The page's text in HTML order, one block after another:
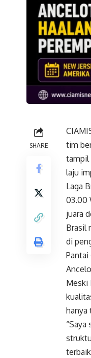
SHARE
tim
tampil
laju
Laga
03.00
juara
Brasil
di
Pantai
Meski
hanya